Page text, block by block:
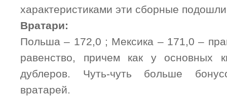
характеристиками эти сборные
Вратари:
Польша – 172,0 ; Мексика – 171,0 –
равенство, причем как у основных
дублеров. Чуть-чуть больше
вратарей.